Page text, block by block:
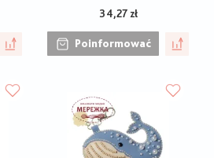
34,27 zł
Poinformować